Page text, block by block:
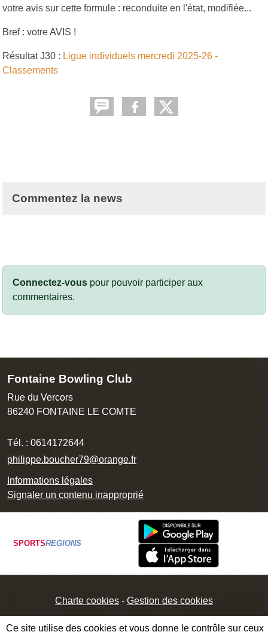
votre avis sur cette formule : reconduite en l'état, modifiée...
Bref : votre AVIS !
Résultat J30 : Ligue individuels mercredi 2025-26 -
Classements
Commentez la news
Connectez-vous pour pouvoir participer aux
commentaires.
Fontaine Bowling Club
Rue du Vercors
86240 FONTAINE LE COMTE
Tél. : 0614172644
philippe.boucher79@orange.fr
Informations légales
Signaler un contenu inapproprié
SPORTSREGIONS
Charte cookies Gestion des cookies
Ce site utilise des cookies et vous donne le contrôle sur ceux